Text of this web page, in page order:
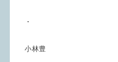
・
小林豊